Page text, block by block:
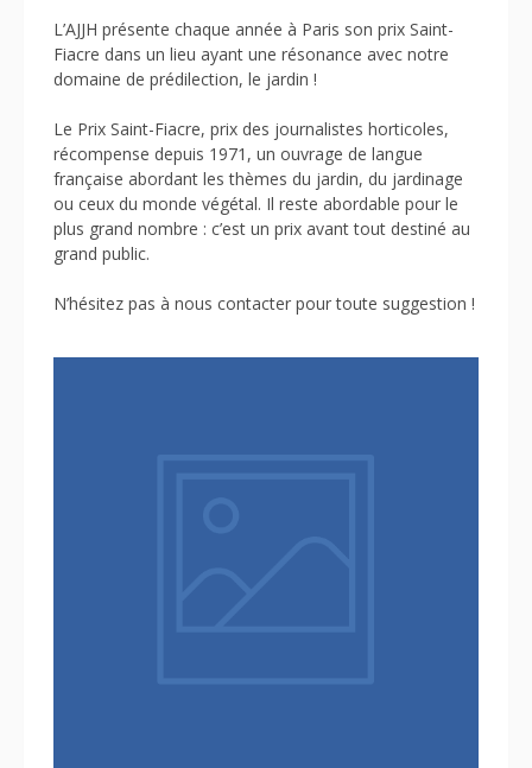
L’AJJH présente chaque année à Paris son prix Saint-
Fiacre dans un lieu ayant une résonance avec notre
domaine de prédilection, le jardin !
Le Prix Saint-Fiacre, prix des journalistes horticoles,
récompense depuis 1971, un ouvrage de langue
française abordant les thèmes du jardin, du jardinage
ou ceux du monde végétal. Il reste abordable pour le
plus grand nombre : c’est un prix avant tout destiné au
grand public.
N’hésitez pas à nous contacter pour toute suggestion !